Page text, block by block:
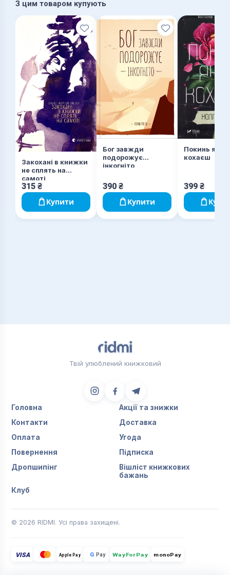
З цим товаром купують
Закохані в книжки
не сплять на
самоті
315 ₴
Купити
Бог завжди
подорожує
інкогніто
390 ₴
Купити
Покинь якщо
кохаєш
399 ₴
Твій улюблений книжковий
Головна
Акції та знижки
Контакти
Доставка
Оплата
Угода
Повернення
Підписка
Дропшипінг
Вішліст книжкових
бажань
Клуб
© 2026 RIDMI. Усі права захищені.
VISA Apple Pay G Pay WayForPay monoPay